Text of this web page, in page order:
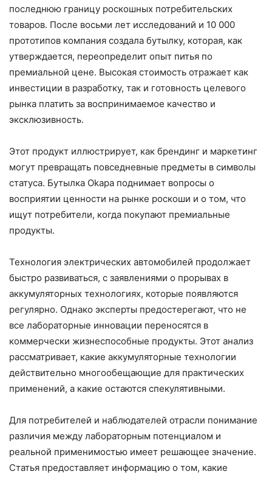
последнюю границу роскошных потребительских
товаров. После восьми лет исследований и 10 000
прототипов компания создала бутылку, которая, как
утверждается, переопределит опыт питья по
премиальной цене. Высокая стоимость отражает как
инвестиции в разработку, так и готовность целевого
рынка платить за воспринимаемое качество и
эксклюзивность.
Этот продукт иллюстрирует, как брендинг и маркетинг
могут превращать повседневные предметы в символы
статуса. Бутылка Okapa поднимает вопросы о
восприятии ценности на рынке роскоши и о том, что
ищут потребители, когда покупают премиальные
продукты.
Технология электрических автомобилей продолжает
быстро развиваться, с заявлениями о прорывах в
аккумуляторных технологиях, которые появляются
регулярно. Однако эксперты предостерегают, что не
все лабораторные инновации переносятся в
коммерчески жизнеспособные продукты. Этот анализ
рассматривает, какие аккумуляторные технологии
действительно многообещающие для практических
применений, а какие остаются спекулятивными.
Для потребителей и наблюдателей отрасли понимание
различия между лабораторным потенциалом и
реальной применимостью имеет решающее значение.
Статья предоставляет информацию о том, какие